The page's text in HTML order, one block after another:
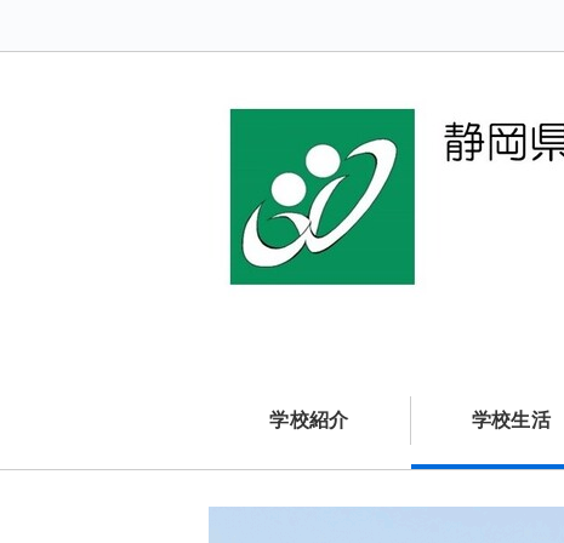
学校紹介 学校生活